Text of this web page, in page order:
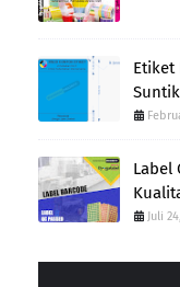
Etiket
Label
Juli